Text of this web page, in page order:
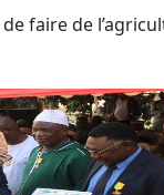
faire de